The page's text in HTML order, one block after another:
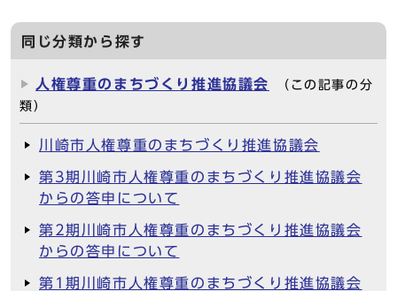
同じ分類から探す
人権尊重のまちづくり推進協議会
（この記事の分
類）
川崎市人権尊重のまちづくり推進協議会
第3期川崎市人権尊重のまちづくり推進協議会
からの答申について
第2期川崎市人権尊重のまちづくり推進協議会
からの答申について
第1期川崎市人権尊重のまちづくり推進協議会